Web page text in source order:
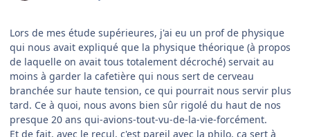
Lors de mes étude supérieures, j'ai eu un prof de physique
qui nous avait expliqué que la physique théorique (à propos
de laquelle on avait tous totalement décroché) servait au
moins à garder la cafetière qui nous sert de cerveau
branchée sur haute tension, ce qui pourrait nous servir plus
tard. Ce à quoi, nous avons bien sûr rigolé du haut de nos
presque 20 ans qui-avions-tout-vu-de-la-vie-forcément.
Et de fait, avec le recul, c'est pareil avec la philo, ça sert à